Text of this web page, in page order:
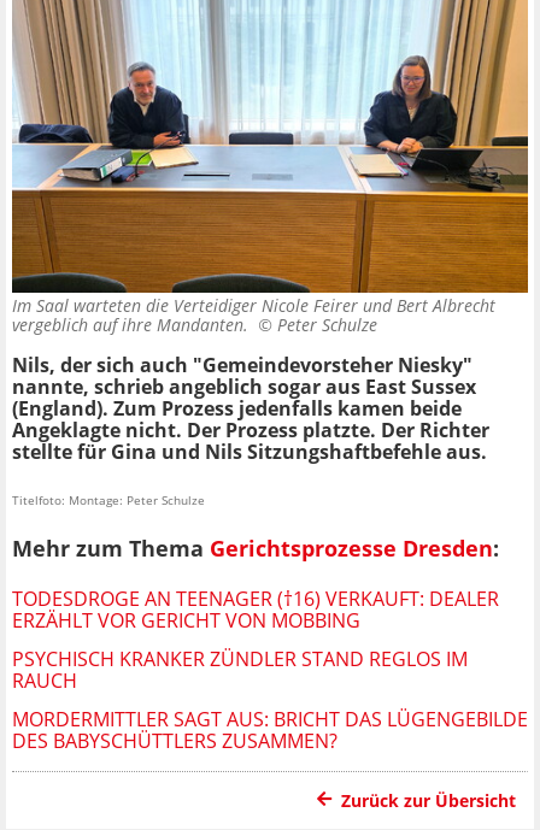
Im Saal warteten die Verteidiger Nicole Feirer und Bert Albrecht
vergeblich auf ihre Mandanten. © Peter Schulze
Nils, der sich auch "Gemeindevorsteher Niesky"
nannte, schrieb angeblich sogar aus East Sussex
(England). Zum Prozess jedenfalls kamen beide
Angeklagte nicht. Der Prozess platzte. Der Richter
stellte für Gina und Nils Sitzungshaftbefehle aus.
Titelfoto: Montage: Peter Schulze
Mehr zum Thema Gerichtsprozesse Dresden:
TODESDROGE AN TEENAGER (†16) VERKAUFT: DEALER
ERZÄHLT VOR GERICHT VON MOBBING
PSYCHISCH KRANKER ZÜNDLER STAND REGLOS IM
RAUCH
MORDERMITTLER SAGT AUS: BRICHT DAS LÜGENGEBILDE
DES BABYSCHÜTTLERS ZUSAMMEN?
Zurück zur Übersicht